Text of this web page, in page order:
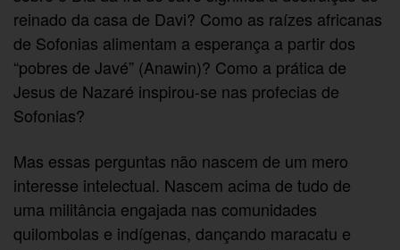
reinado da casa de Davi? Como as raízes africanas
de Sofonias alimentam a esperança a partir dos
“pobres de Javé” (Anawin)? Como a prática de
Jesus de Nazaré inspirou-se nas profecias de
Sofonias?
Mas essas perguntas não nascem de um mero
interesse intelectual. Nascem acima de tudo de
uma militância engajada nas comunidades
quilombolas e indígenas, dançando maracatu e